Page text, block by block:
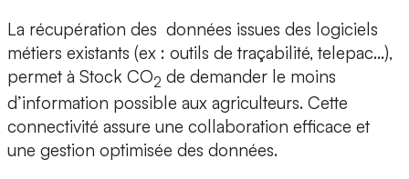
La récupération des données issues des logiciels
métiers existants (ex : outils de traçabilité, telepac…),
permet à Stock CO2 de demander le moins
d’information possible aux agriculteurs. Cette
connectivité assure une collaboration efficace et
une gestion optimisée des données.